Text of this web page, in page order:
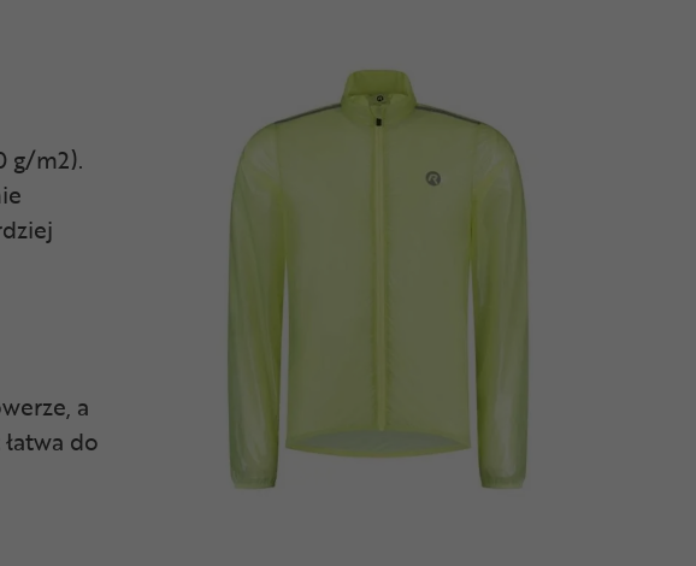
g/m2).
a
do